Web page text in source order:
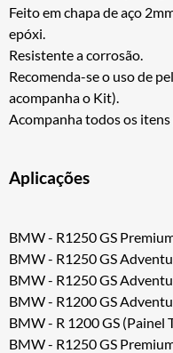
Feito em chapa de aço
epóxi.
Resistente a corrosão.
Recomenda-se o uso de
acompanha o Kit).
Acompanha todos os itens
Aplicações
BMW - R1250 GS
BMW - R1250 GS
BMW - R1250 GS
BMW - R1200 GS
BMW - R 1200 GS (Painel
BMW - R1250 GS